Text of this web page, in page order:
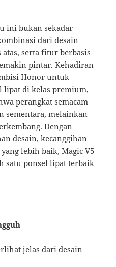
ini bukan sekadar
dari desain
serta fitur berbasis
pintar. Kehadiran
Honor untuk
lipat di kelas premium,
perangkat semacam
sementara, melainkan
Dengan
desain, kecanggihan
lebih baik, Magic V5
satu ponsel lipat terbaik
jelas dari desain